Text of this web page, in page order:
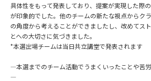
具体性をもって発表しており、提案が実現した際
が印象的でした。他のチームの新たな視点からク
の角度から考えることができましたし、改めてス
とへの大切さに気づきました。
*本選出場チームは当日共立講堂で発表されます
―本選までのチーム活動でうまくいったことや苦
―